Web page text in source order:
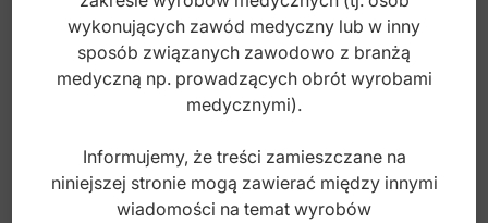
Nożyczki Braun-Stadler do episiotomii
Index: GO.753.140
wykonujących zawód medyczny lub w inny
sposób związanych zawodowo z branżą
medyczną np. prowadzących obrót wyrobami
medycznymi).
Informujemy, że treści zamieszczane na
niniejszej stronie mogą zawierać między innymi
wiadomości na temat wyrobów